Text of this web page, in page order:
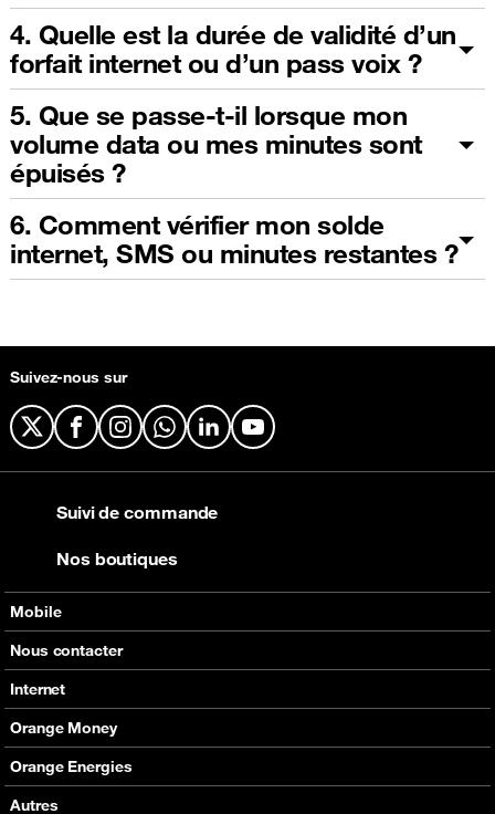
4. Quelle est la durée de validité d’un
forfait internet ou d’un pass voix ?
5. Que se passe-t-il lorsque mon
volume data ou mes minutes sont
épuisés ?
6. Comment vérifier mon solde
internet, SMS ou minutes restantes ?
Suivez-nous sur
X FacebookInstagramWhatsApp
LinkedInYouTube
Mobile
Nos offres
Nos produits
Assistance
Nous contacter
Tous les contacts
En boutique
Internet
Nos offres
Nos produits
Assistance
Orange Money
Carte Visa Orange Money
Devenir partenaire Orange Money
Orange Energies
Offres
Autres
Suivi de commande
Nos boutiques